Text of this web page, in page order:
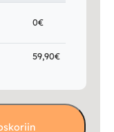
0€
59,90€